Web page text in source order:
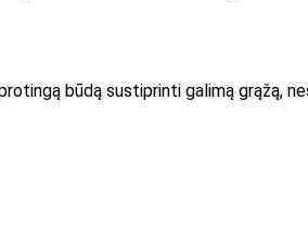
būdą sustiprinti galimą grąžą,